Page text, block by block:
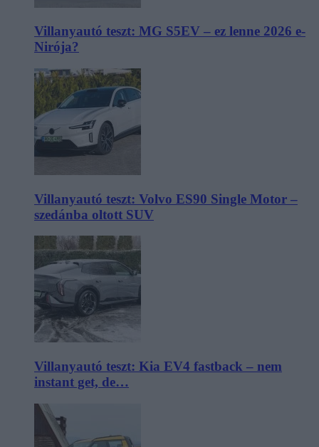
Villanyautó teszt: MG S5EV – ez lenne 2026 e-
Nirója?
Villanyautó teszt: Volvo ES90 Single Motor –
szedánba oltott SUV
Villanyautó teszt: Kia EV4 fastback – nem
instant get, de…